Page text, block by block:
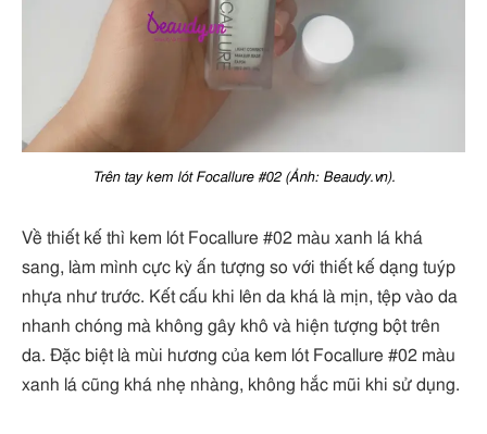
Trên tay kem lót Focallure #02 (Ảnh: Beaudy.vn).
Về thiết kế thì kem lót Focallure #02 màu xanh lá khá
sang, làm mình cực kỳ ấn tượng so với thiết kế dạng tuýp
nhựa như trước. Kết cấu khi lên da khá là mịn, tệp vào da
nhanh chóng mà không gây khô và hiện tượng bột trên
da. Đặc biệt là mùi hương của kem lót Focallure #02 màu
xanh lá cũng khá nhẹ nhàng, không hắc mũi khi sử dụng.